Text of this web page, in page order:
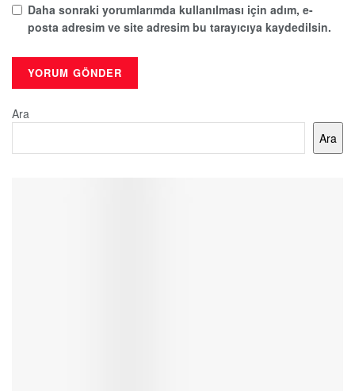
Daha sonraki yorumlarımda kullanılması için adım, e-
posta adresim ve site adresim bu tarayıcıya kaydedilsin.
Ara
Ara